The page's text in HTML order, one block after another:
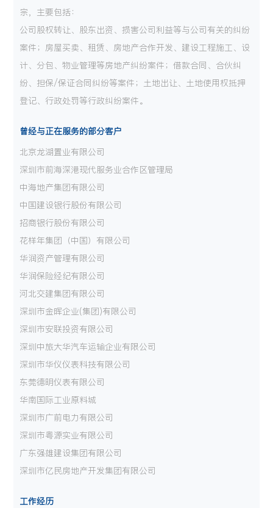
宗，主要包括：
公司股权转让、股东出资、损害公司利益等与公司有关的纠纷
案件；房屋买卖、租赁、房地产合作开发、建设工程施工、设
计、分包、物业管理等房地产纠纷案件；借款合同、合伙纠
纷、担保/保证合同纠纷等案件；土地出让、土地使用权抵押
登记、行政处罚等行政纠纷案件。
曾经与正在服务的部分客户
北京龙湖置业有限公司
深圳市前海深港现代服务业合作区管理局
中海地产集团有限公司
中国建设银行股份有限公司
招商银行股份有限公司
花样年集团（中国）有限公司
华润资产管理有限公司
华润保险经纪有限公司
河北交建集团有限公司
深圳市金晖企业(集团)有限公司
深圳市安联投资有限公司
深圳中旅大华汽车运输企业有限公司
深圳市华仪仪表科技有限公司
东莞德明仪表有限公司
华南国际工业原料城
深圳市广前电力有限公司
深圳市粤源实业有限公司
广东强雄建设集团有限公司
深圳市亿民房地产开发集团有限公司
工作经历